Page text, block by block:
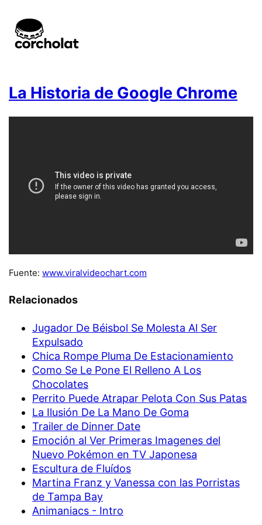
La Historia de Google Chrome
Fuente: www.viralvideochart.com
Relacionados
Jugador De Béisbol Se Molesta Al Ser
Expulsado
Chica Rompe Pluma De Estacionamiento
Como Se Le Pone El Relleno A Los
Chocolates
Perrito Puede Atrapar Pelota Con Sus Patas
La Ilusión De La Mano De Goma
Trailer de Dinner Date
Emoción al Ver Primeras Imagenes del
Nuevo Pokémon en TV Japonesa
Escultura de Fluídos
Martina Franz y Vanessa con las Porristas
de Tampa Bay
Animaniacs - Intro